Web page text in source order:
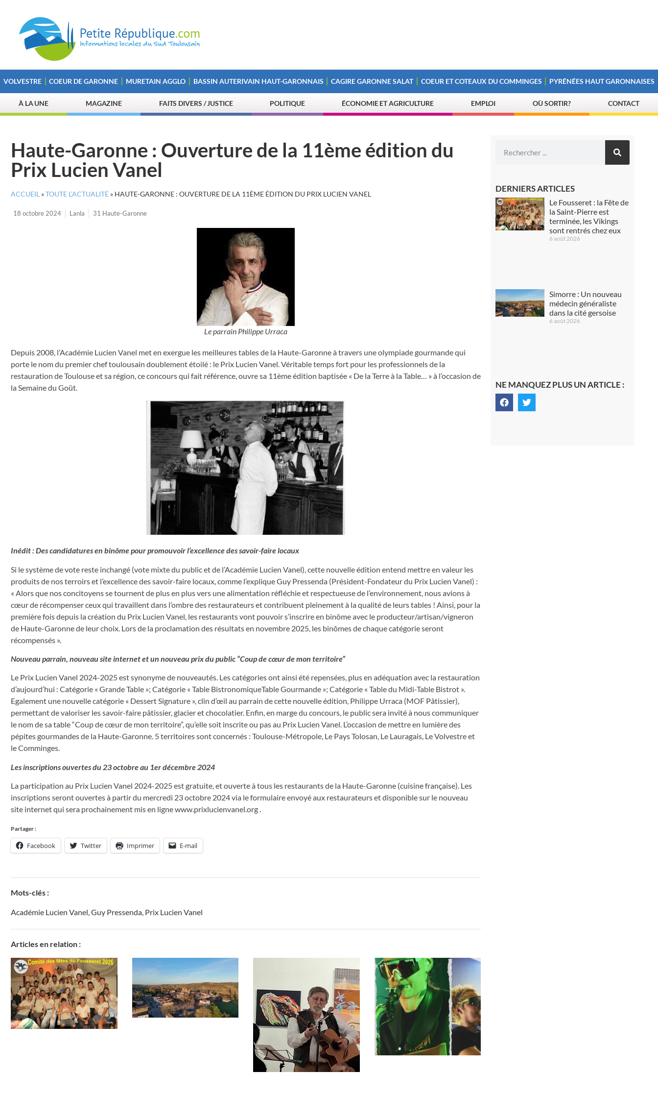
VOLVESTRE COEUR DE GARONNE MURETAIN AGGLO BASSIN AUTERIVAIN HAUT-GARONNAIS CAGIRE GARONNE SALAT COEUR ET COTEAUX DU COMMINGES PYRÉNÉES HAUT GARONNAISES
À LA UNE MAGAZINE FAITS DIVERS / JUSTICE POLITIQUE ÉCONOMIE ET AGRICULTURE EMPLOI OÙ SORTIR? CONTACT
Haute-Garonne : Ouverture de la 11ème édition du
Prix Lucien Vanel
ACCUEIL »TOUTE L’ACTUALITÉ » HAUTE-GARONNE : OUVERTURE DE LA 11ÈME ÉDITION DU PRIX LUCIEN VANEL
18 octobre 2024 Lanla 31 Haute-Garonne
Le parrain Philippe Urraca
Depuis 2008, l’Académie Lucien Vanel met en exergue les meilleures tables de la Haute-Garonne à travers une olympiade gourmande qui
porte le nom du premier chef toulousain doublement étoilé : le Prix Lucien Vanel. Véritable temps fort pour les professionnels de la
restauration de Toulouse et sa région, ce concours qui fait référence, ouvre sa 11ème édition baptisée « De la Terre à la Table… » à l’occasion de
la Semaine du Goût.
Inédit : Des candidatures en binôme pour promouvoir l’excellence des savoir-faire locaux
Si le système de vote reste inchangé (vote mixte du public et de l’Académie Lucien Vanel), cette nouvelle édition entend mettre en valeur les
produits de nos terroirs et l’excellence des savoir-faire locaux, comme l’explique Guy Pressenda (Président-Fondateur du Prix Lucien Vanel) :
« Alors que nos concitoyens se tournent de plus en plus vers une alimentation réfléchie et respectueuse de l’environnement, nous avions à
cœur de récompenser ceux qui travaillent dans l’ombre des restaurateurs et contribuent pleinement à la qualité de leurs tables ! Ainsi, pour la
première fois depuis la création du Prix Lucien Vanel, les restaurants vont pouvoir s’inscrire en binôme avec le producteur/artisan/vigneron
de Haute-Garonne de leur choix. Lors de la proclamation des résultats en novembre 2025, les binômes de chaque catégorie seront
récompensés ».
Nouveau parrain, nouveau site internet et un nouveau prix du public “Coup de cœur de mon territoire”
Le Prix Lucien Vanel 2024-2025 est synonyme de nouveautés. Les catégories ont ainsi été repensées, plus en adéquation avec la restauration
d’aujourd’hui : Catégorie « Grande Table »; Catégorie « Table BistronomiqueTable Gourmande »; Catégorie « Table du Midi-Table Bistrot ».
Egalement une nouvelle catégorie « Dessert Signature », clin d’œil au parrain de cette nouvelle édition, Philippe Urraca (MOF Pâtissier),
permettant de valoriser les savoir-faire pâtissier, glacier et chocolatier. Enfin, en marge du concours, le public sera invité à nous communiquer
le nom de sa table “Coup de cœur de mon territoire”, qu’elle soit inscrite ou pas au Prix Lucien Vanel. L’occasion de mettre en lumière des
pépites gourmandes de la Haute-Garonne. 5 territoires sont concernés : Toulouse-Métropole, Le Pays Tolosan, Le Lauragais, Le Volvestre et
le Comminges.
Les inscriptions ouvertes du 23 octobre au 1er décembre 2024
La participation au Prix Lucien Vanel 2024-2025 est gratuite, et ouverte à tous les restaurants de la Haute-Garonne (cuisine française). Les
inscriptions seront ouvertes à partir du mercredi 23 octobre 2024 via le formulaire envoyé aux restaurateurs et disponible sur le nouveau
site internet qui sera prochainement mis en ligne www.prixlucienvanel.org .
Partager :
Facebook Twitter Imprimer E-mail
Mots-clés :
Académie Lucien Vanel,Guy Pressenda, Prix Lucien Vanel
Articles en relation :
DERNIERS ARTICLES
Le Fousseret : la Fête de
la Saint-Pierre est
terminée, les Vikings
sont rentrés chez eux
6 août 2026
Simorre : Un nouveau
médecin généraliste
dans la cité gersoise
6 août 2026
NE MANQUEZ PLUS UN ARTICLE :